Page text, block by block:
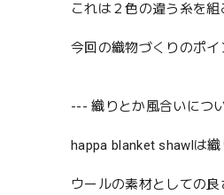
これは２色の違う糸を
今回の織物づくりのポ
--- 織りとか風合いにつ
happa blanket shawlは
ウールの素材としての